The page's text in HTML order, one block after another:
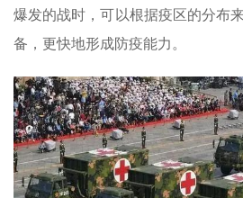
爆发的战时，可以根据疫区的分布
备，更快地形成防疫能力。